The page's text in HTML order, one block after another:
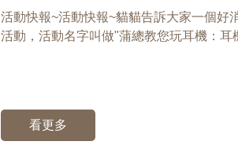
活動快報~活動快報~貓貓告訴大家一個好
活動，活動名字叫做"蒲總教您玩耳機：耳
看更多